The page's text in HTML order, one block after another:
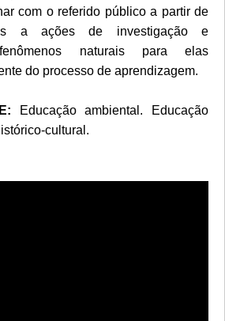
com o referido público a partir de
a ações de investigação e
naturais para elas
do processo de aprendizagem.
Educação ambiental. Educação
cultural.